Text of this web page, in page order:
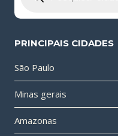
PRINCIPAIS CIDADES
São Paulo
Minas gerais
Amazonas